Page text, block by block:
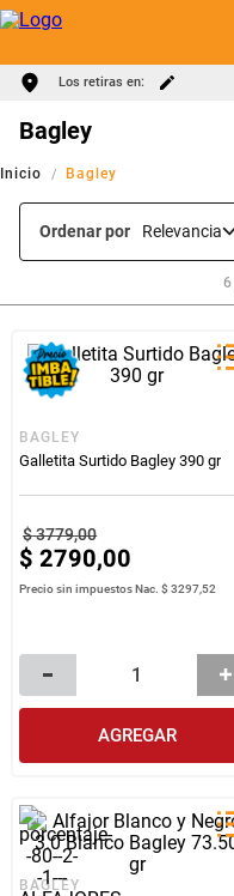
Los retiras en:
Bagley
Bagley
Ordenar por Relevancia
6
BAGLEY
Galletita Surtido Bagley 390 gr
$3779,00
$ 2790,00
Precio sin impuestos Nac.$ 3297,52
AGREGAR
BAGLEY